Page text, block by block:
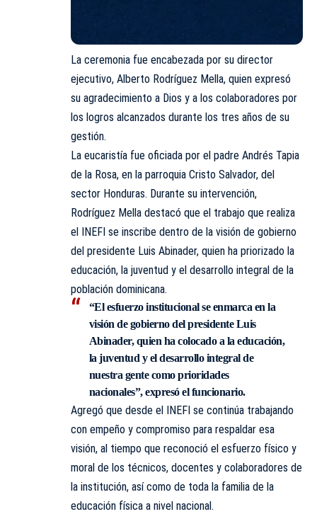
La ceremonia fue encabezada por su director
ejecutivo, Alberto Rodríguez Mella, quien expresó
su agradecimiento a Dios y a los colaboradores por
los logros alcanzados durante los tres años de su
gestión.
La eucaristía fue oficiada por el padre Andrés Tapia
de la Rosa, en la parroquia Cristo Salvador, del
sector Honduras. Durante su intervención,
Rodríguez Mella destacó que el trabajo que realiza
el INEFI se inscribe dentro de la visión de gobierno
del presidente Luis Abinader, quien ha priorizado la
educación, la juventud y el desarrollo integral de la
población dominicana.
“El esfuerzo institucional se enmarca en la
visión de gobierno del presidente Luis
Abinader, quien ha colocado a la educación,
la juventud y el desarrollo integral de
nuestra gente como prioridades
nacionales”, expresó el funcionario.
Agregó que desde el INEFI se continúa trabajando
con empeño y compromiso para respaldar esa
visión, al tiempo que reconoció el esfuerzo físico y
moral de los técnicos, docentes y colaboradores de
la institución, así como de toda la familia de la
educación física a nivel nacional.